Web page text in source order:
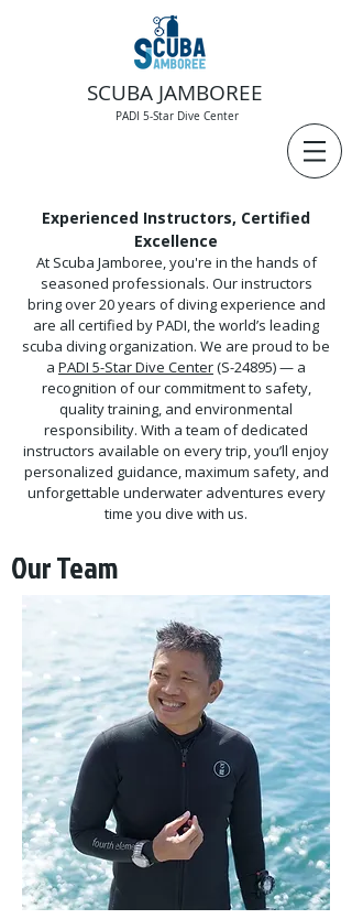
SCUBA JAMBOREE
PADI 5-Star Dive Center
Experienced Instructors, Certified
Excellence
At Scuba Jamboree, you're in the hands of
seasoned professionals. Our instructors
bring over 20 years of diving experience and
are all certified by PADI, the world’s leading
scuba diving organization. We are proud to be
a PADI 5-Star Dive Center(S-24895) — a
recognition of our commitment to safety,
quality training, and environmental
responsibility. With a team of dedicated
instructors available on every trip, you’ll enjoy
personalized guidance, maximum safety, and
unforgettable underwater adventures every
time you dive with us.
Our Team